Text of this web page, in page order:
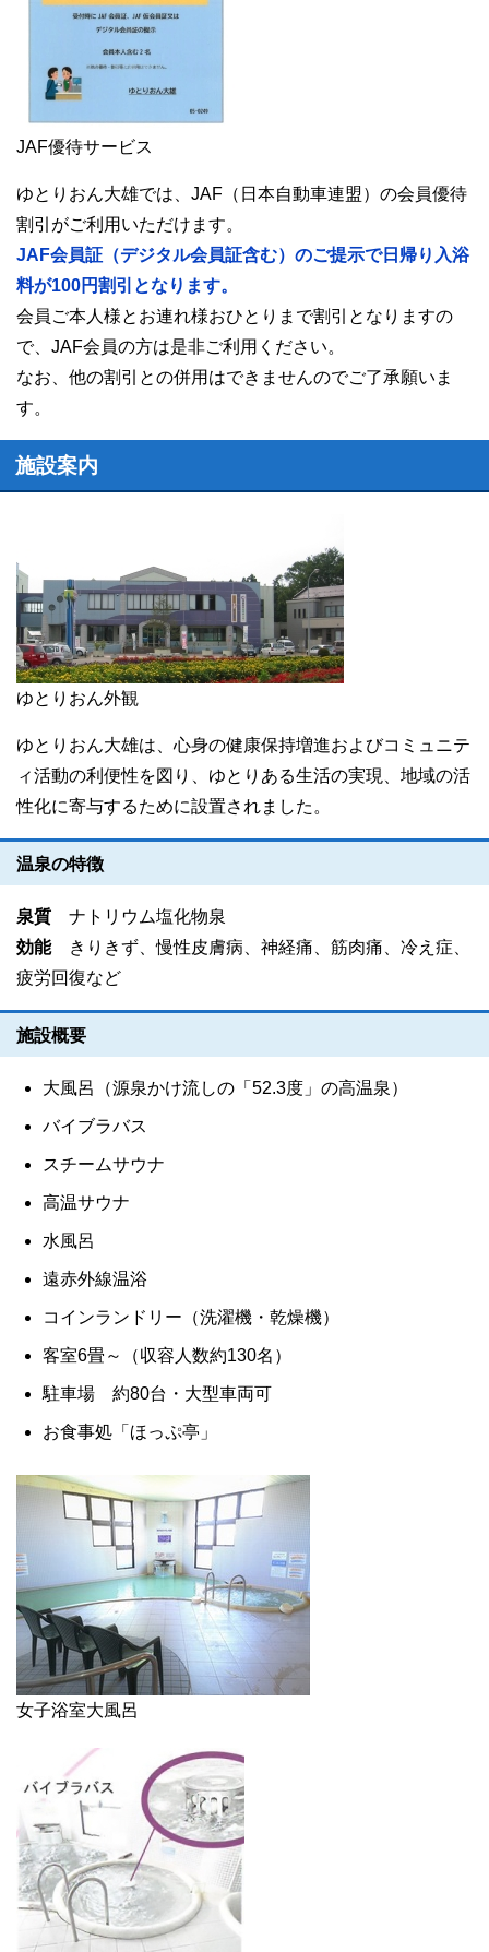
JAF優待サービス
ゆとりおん大雄では、JAF（日本自動車連盟）の会員優待
割引がご利用いただけます。
JAF会員証（デジタル会員証含む）のご提示で日帰り入浴
料が100円割引となります。
会員ご本人様とお連れ様おひとりまで割引となりますの
で、JAF会員の方は是非ご利用ください。
なお、他の割引との併用はできませんのでご了承願いま
す。
施設案内
ゆとりおん外観
ゆとりおん大雄は、心身の健康保持増進およびコミュニテ
ィ活動の利便性を図り、ゆとりある生活の実現、地域の活
性化に寄与するために設置されました。
温泉の特徴
泉質 ナトリウム塩化物泉
効能
きりきず、慢性皮膚病、神経痛、筋肉痛、冷え症、
疲労回復など
施設概要
大風呂（源泉かけ流しの「52.3度」の高温泉）
バイブラバス
スチームサウナ
高温サウナ
水風呂
遠赤外線温浴
コインランドリー（洗濯機・乾燥機）
客室6畳～（収容人数約130名）
駐車場 約80台・大型車両可
お食事処「ほっぷ亭」
女子浴室大風呂